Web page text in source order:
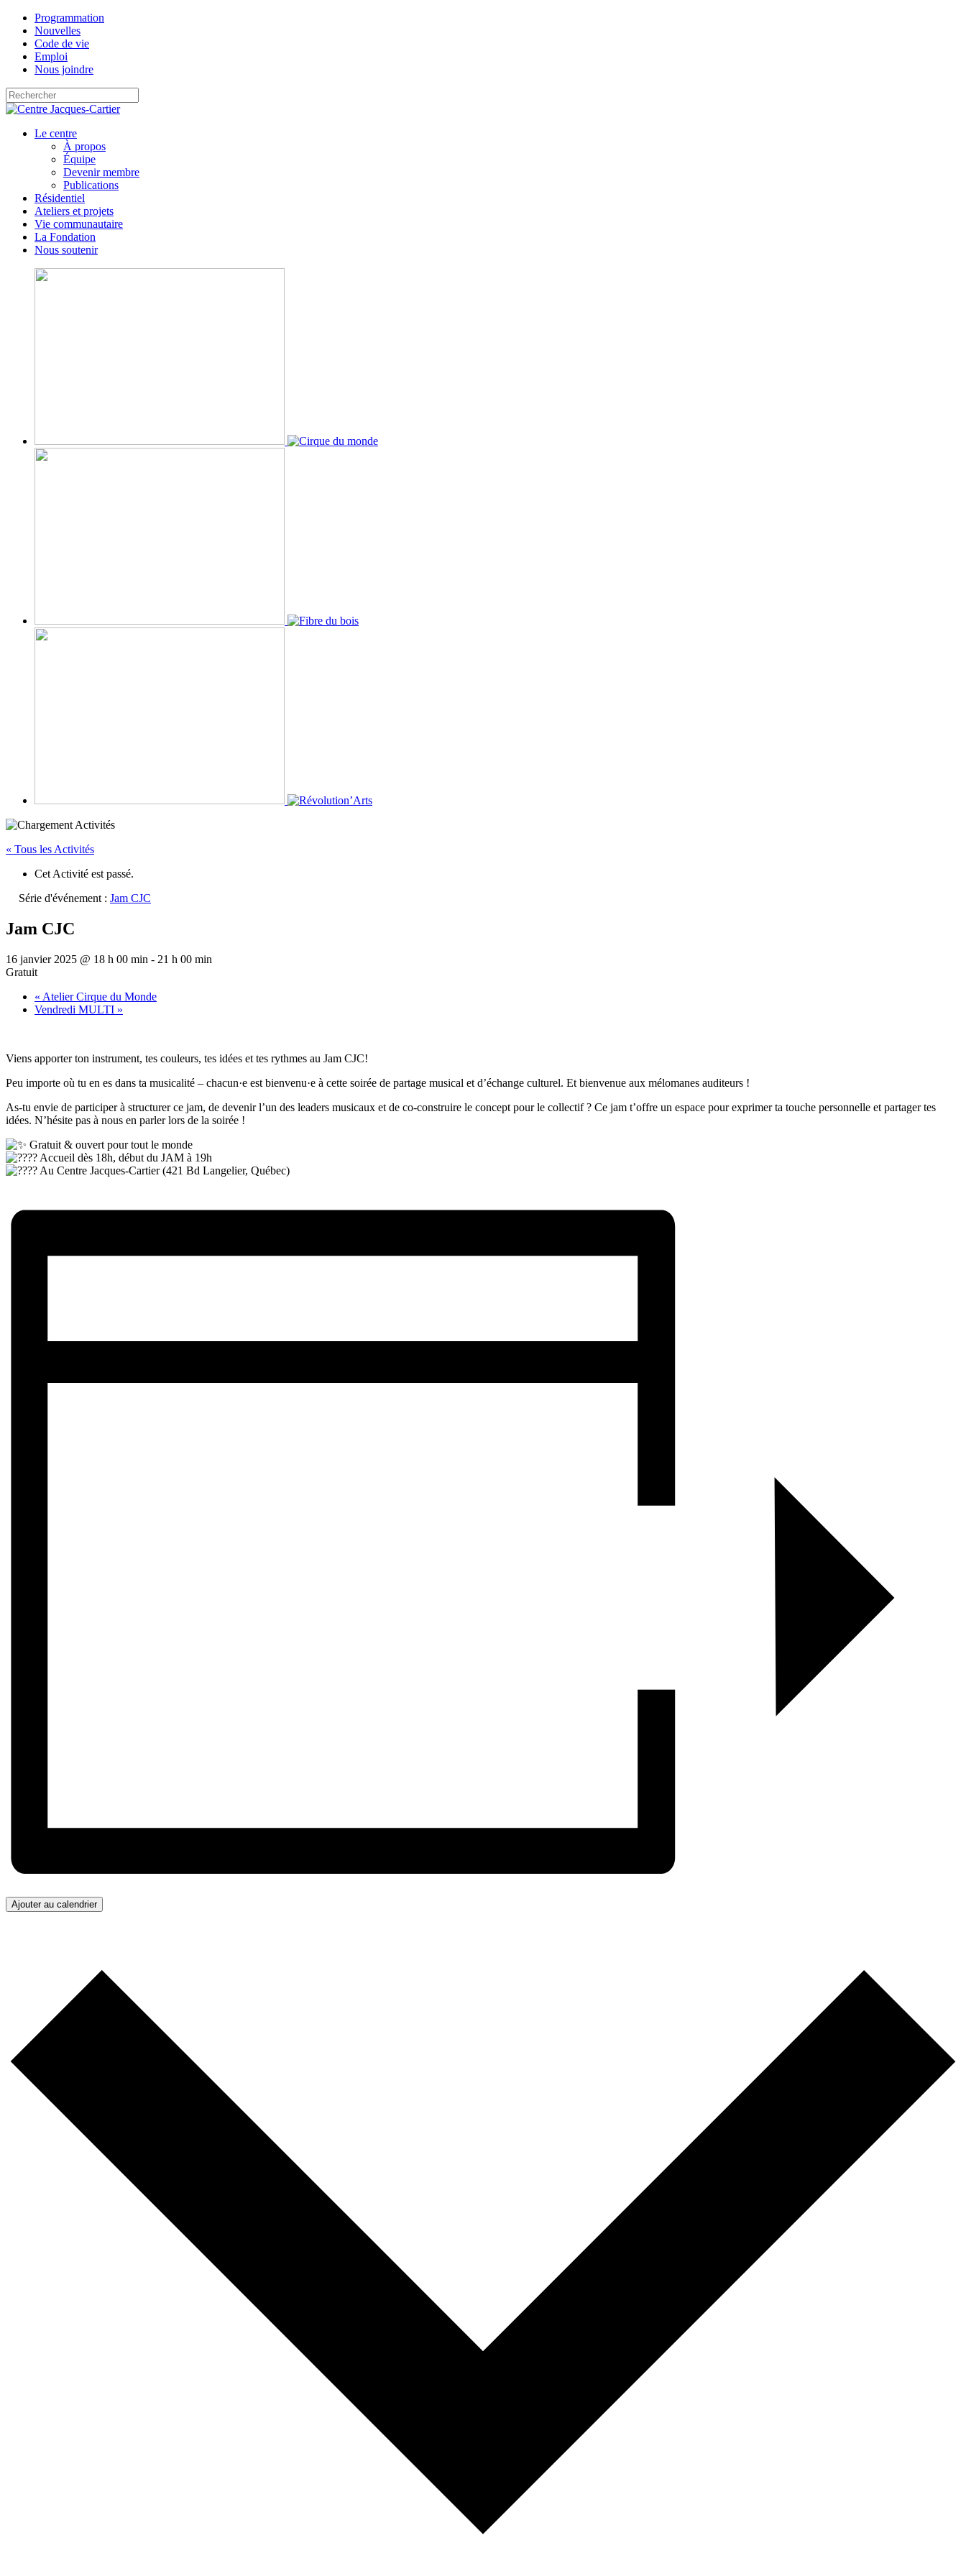
Programmation
Nouvelles
Code de vie
Emploi
Nous joindre
Le centre
À propos
Équipe
Devenir membre
Publications
Résidentiel
Ateliers et projets
Vie communautaire
La Fondation
Nous soutenir
« Tous les Activités
Cet Activité est passé.
Série d'événement : Jam CJC
Jam CJC
16 janvier 2025 @ 18 h 00 min - 21 h 00 min
Gratuit
« Atelier Cirque du Monde
Vendredi MULTI »
Viens apporter ton instrument, tes couleurs, tes idées et tes rythmes au Jam CJC!
Peu importe où tu en es dans ta musicalité – chacun·e est bienvenu·e à cette soirée de partage musical et d’échange culturel. Et bienvenue aux mélomanes auditeurs !
As-tu envie de participer à structurer ce jam, de devenir l’un des leaders musicaux et de co-construire le concept pour le collectif ? Ce jam t’offre un espace pour exprimer ta touche personnelle et partager tes
idées. N’hésite pas à nous en parler lors de la soirée !
Gratuit & ouvert pour tout le monde
Accueil dès 18h, début du JAM à 19h
Au Centre Jacques-Cartier (421 Bd Langelier, Québec)
Ajouter au calendrier